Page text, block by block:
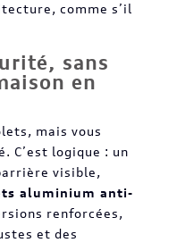
comme s’il
sans
en
mais vous
C’est logique : un
visible,
aluminium anti-
renforcées,
et des